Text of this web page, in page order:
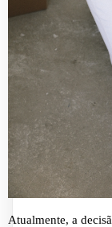
Atualmente, a